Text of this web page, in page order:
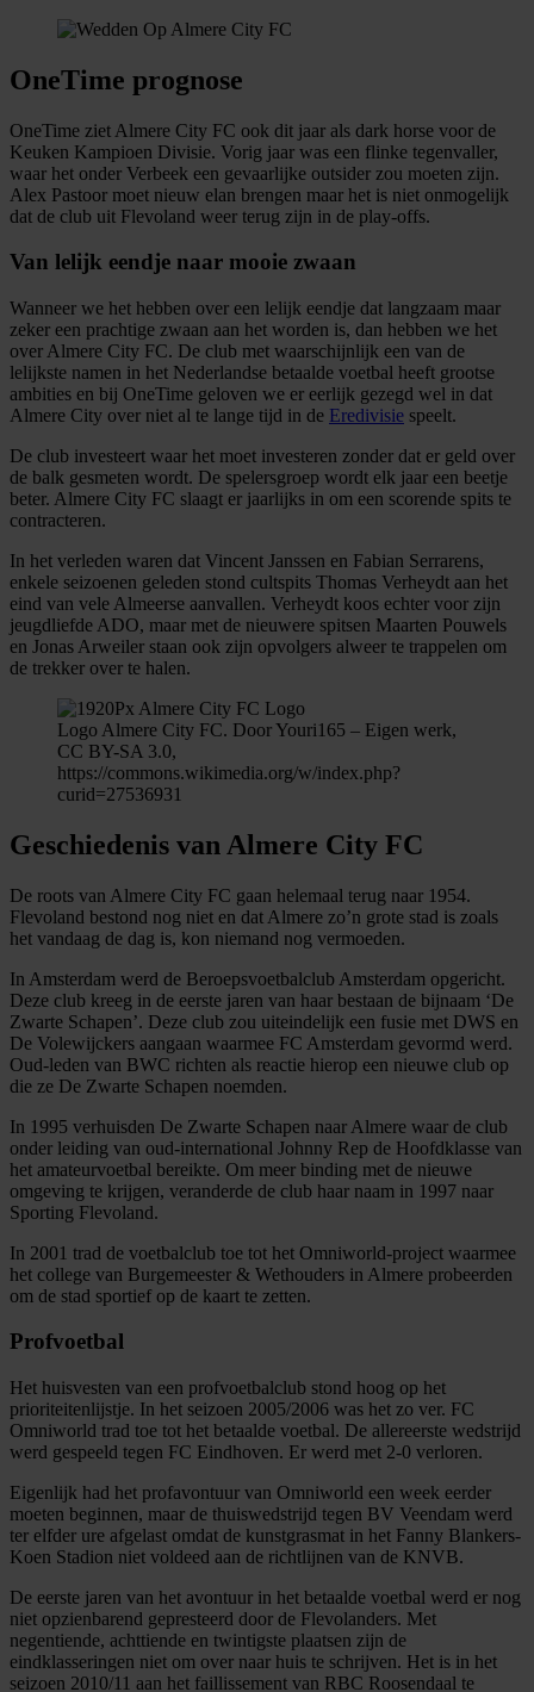
OneTime prognose
OneTime ziet Almere City FC ook dit jaar als dark horse voor de
Keuken Kampioen Divisie. Vorig jaar was een flinke tegenvaller,
waar het onder Verbeek een gevaarlijke outsider zou moeten zijn.
Alex Pastoor moet nieuw elan brengen maar het is niet onmogelijk
dat de club uit Flevoland weer terug zijn in de play-offs.
Van lelijk eendje naar mooie zwaan
Wanneer we het hebben over een lelijk eendje dat langzaam maar
zeker een prachtige zwaan aan het worden is, dan hebben we het
over Almere City FC. De club met waarschijnlijk een van de
lelijkste namen in het Nederlandse betaalde voetbal heeft grootse
ambities en bij OneTime geloven we er eerlijk gezegd wel in dat
Almere City over niet al te lange tijd in de Eredivisie speelt.
De club investeert waar het moet investeren zonder dat er geld over
de balk gesmeten wordt. De spelersgroep wordt elk jaar een beetje
beter. Almere City FC slaagt er jaarlijks in om een scorende spits te
contracteren.
In het verleden waren dat Vincent Janssen en Fabian Serrarens,
enkele seizoenen geleden stond cultspits Thomas Verheydt aan het
eind van vele Almeerse aanvallen. Verheydt koos echter voor zijn
jeugdliefde ADO, maar met de nieuwere spitsen Maarten Pouwels
en Jonas Arweiler staan ook zijn opvolgers alweer te trappelen om
de trekker over te halen.
Logo Almere City FC. Door Youri165 – Eigen werk,
CC BY-SA 3.0,
https://commons.wikimedia.org/w/index.php?
curid=27536931
Geschiedenis van Almere City FC
De roots van Almere City FC gaan helemaal terug naar 1954.
Flevoland bestond nog niet en dat Almere zo’n grote stad is zoals
het vandaag de dag is, kon niemand nog vermoeden.
In Amsterdam werd de Beroepsvoetbalclub Amsterdam opgericht.
Deze club kreeg in de eerste jaren van haar bestaan de bijnaam ‘De
Zwarte Schapen’. Deze club zou uiteindelijk een fusie met DWS en
De Volewijckers aangaan waarmee FC Amsterdam gevormd werd.
Oud-leden van BWC richten als reactie hierop een nieuwe club op
die ze De Zwarte Schapen noemden.
In 1995 verhuisden De Zwarte Schapen naar Almere waar de club
onder leiding van oud-international Johnny Rep de Hoofdklasse van
het amateurvoetbal bereikte. Om meer binding met de nieuwe
omgeving te krijgen, veranderde de club haar naam in 1997 naar
Sporting Flevoland.
In 2001 trad de voetbalclub toe tot het Omniworld-project waarmee
het college van Burgemeester & Wethouders in Almere probeerden
om de stad sportief op de kaart te zetten.
Profvoetbal
Het huisvesten van een profvoetbalclub stond hoog op het
prioriteitenlijstje. In het seizoen 2005/2006 was het zo ver. FC
Omniworld trad toe tot het betaalde voetbal. De allereerste wedstrijd
werd gespeeld tegen FC Eindhoven. Er werd met 2-0 verloren.
Eigenlijk had het profavontuur van Omniworld een week eerder
moeten beginnen, maar de thuiswedstrijd tegen BV Veendam werd
ter elfder ure afgelast omdat de kunstgrasmat in het Fanny Blankers-
Koen Stadion niet voldeed aan de richtlijnen van de KNVB.
De eerste jaren van het avontuur in het betaalde voetbal werd er nog
niet opzienbarend gepresteerd door de Flevolanders. Met
negentiende, achttiende en twintigste plaatsen zijn de
eindklasseringen niet om over naar huis te schrijven. Het is in het
seizoen 2010/11 aan het faillissement van RBC Roosendaal te